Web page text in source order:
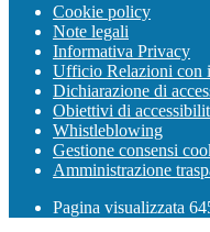
Cookie policy
Note legali
Informativa Privacy
Ufficio Relazioni con
Dichiarazione di
Obiettivi di
Whistleblowing
Gestione consensi
Amministrazione
Pagina visualizzata